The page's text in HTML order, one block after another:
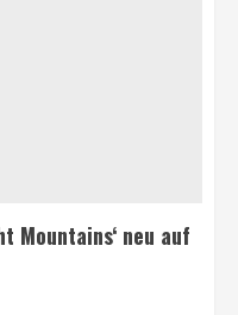
Mountains‘ neu auf